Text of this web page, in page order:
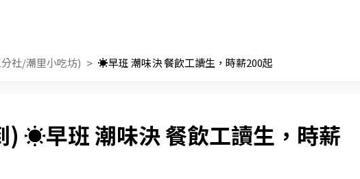
社/潮里小吃坊) ☀️早班 潮味決 餐飲工讀生，時薪200起
☀️早班 潮味決 餐飲工讀生，時薪